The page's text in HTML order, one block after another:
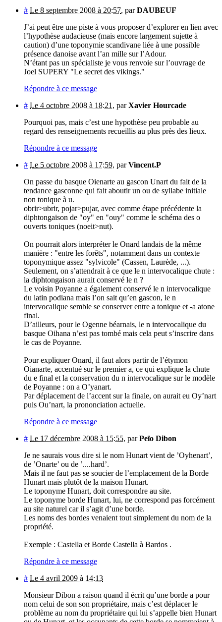
# Le 8 septembre 2008 à 20:57, parDAUBEUF
J’ai peut être une piste à vous proposer d’explorer en lien avec
l’hypothèse audacieuse (mais encore largement sujette à
caution) d’une toponymie scandivane liée à une possible
présence danoise avant l’an mille sur l’Adour.
N’étant pas un spécialiste je vous renvoie sur l’ouvrage de
Joel SUPERY "Le secret des vikings."
Répondre à ce message
# Le 4 octobre 2008 à 18:21 , parXavier Hourcade
Pourquoi pas, mais c’est une hypothèse peu probable au
regard des renseignements recueillis au plus près des lieux.
Répondre à ce message
# Le 5 octobre 2008 à 17:59, parVincent.P
On passe du basque Oienarte au gascon Unart du fait de la
tendance gasconne qui fait aboutir un ou de syllabe initiale
non tonique à u.
obrir>ubrir, pojar>pujar, avec comme étape précédente la
diphtongaison de "oy" en "ouy" comme le schéma des o
ouverts toniques (noeit>nut).
On pourrait alors interpréter le Onard landais de la même
manière : "entre les forêts", notamment dans un contexte
toponymique assez "sylvicole" (Cassen, Laurède, ...).
Seulement, on s’attendrait à ce que le n intervocalique chute :
la diphtongaison aurait conservé le n ?
Le voisin Poyanne a également conservé le n intervocalique
du latin podiana mais l’on sait qu’en gascon, le n
intervocalique semble se conserver entre a tonique et -a atone
final.
D’ailleurs, pour le Ogenne béarnais, le n intervocalique du
basque Oihana n’est pas tombé mais cela peut s’inscrire dans
le cas de Poyanne.
Pour expliquer Onard, il faut alors partir de l’étymon
Oianarte, accentué sur le premier a, ce qui explique la chute
du e final et la conservation du n intervocalique sur le modèle
de Poyanne : on a O’yanart.
Par déplacement de l’accent sur la finale, on aurait eu Oy’nart
puis Ou’nart, la prononciation actuelle.
Répondre à ce message
# Le 17 décembre 2008 à 15:55, parPeïo Dibon
Je ne saurais vous dire si le nom Hunart vient de ’Oyhenart’,
de ’Onarte’ ou de ’....hard’.
Mais il ne faut pas se soucier de l’emplacement de la Borde
Hunart mais plutôt de la maison Hunart.
Le toponyme Hunart, doit correspondre au site.
Le toponyme borde Hunart, lui, ne correspond pas forcément
au site naturel car il s’agit d’une borde.
Les noms des bordes venaient tout simplement du nom de la
propriété.
Exemple : Castella et Borde Castella à Bardos .
Répondre à ce message
# Le 4 avril 2009 à 14:13
Monsieur Dibon a raison quand il écrit qu’une borde a pour
nom celui de son son propriétaire, mais c’est déplacer le
problème au nom du propriétaire qui lui s’appelle bien Hunart